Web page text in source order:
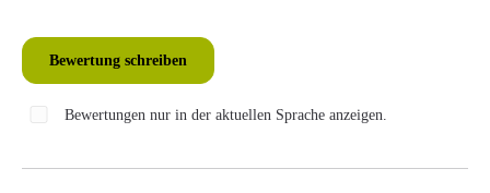
Bewertung schreiben
Bewertungen nur in der aktuellen Sprache anzeigen.